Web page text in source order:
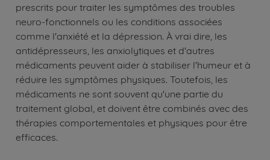
prescrits pour traiter les symptômes des troubles
neuro-fonctionnels ou les conditions associées
comme l'anxiété et la dépression. À vrai dire, les
antidépresseurs, les anxiolytiques et d'autres
médicaments peuvent aider à stabiliser l'humeur et à
réduire les symptômes physiques. Toutefois, les
médicaments ne sont souvent qu'une partie du
traitement global, et doivent être combinés avec des
thérapies comportementales et physiques pour être
efficaces.